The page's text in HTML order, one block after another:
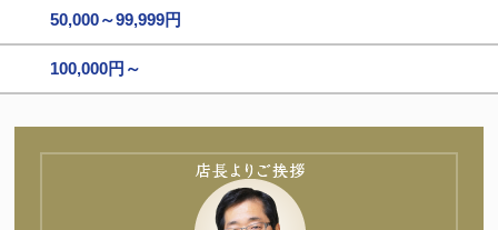
50,000～99,999円
100,000円～